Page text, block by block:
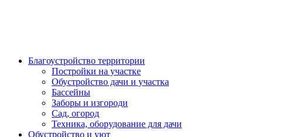
Благоустройство территории
Постройки на участке
Обустройство дачи и участка
Бассейны
Заборы и изгороди
Сад, огород
Техника, оборудование для дачи
Обустройство и уют